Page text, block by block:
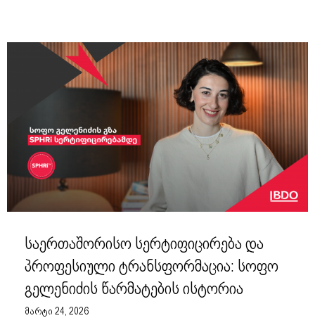
საერთაშორისო სერტიფიცირება და
პროფესიული ტრანსფორმაცია: სოფო
გელენიძის წარმატების ისტორია
მარტი 24, 2026